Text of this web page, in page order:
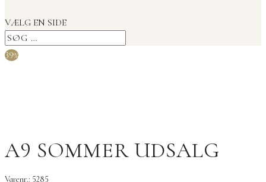
VÆLG EN SIDE
39%
A9 SOMMER UDSALG
Varenr.: 5285